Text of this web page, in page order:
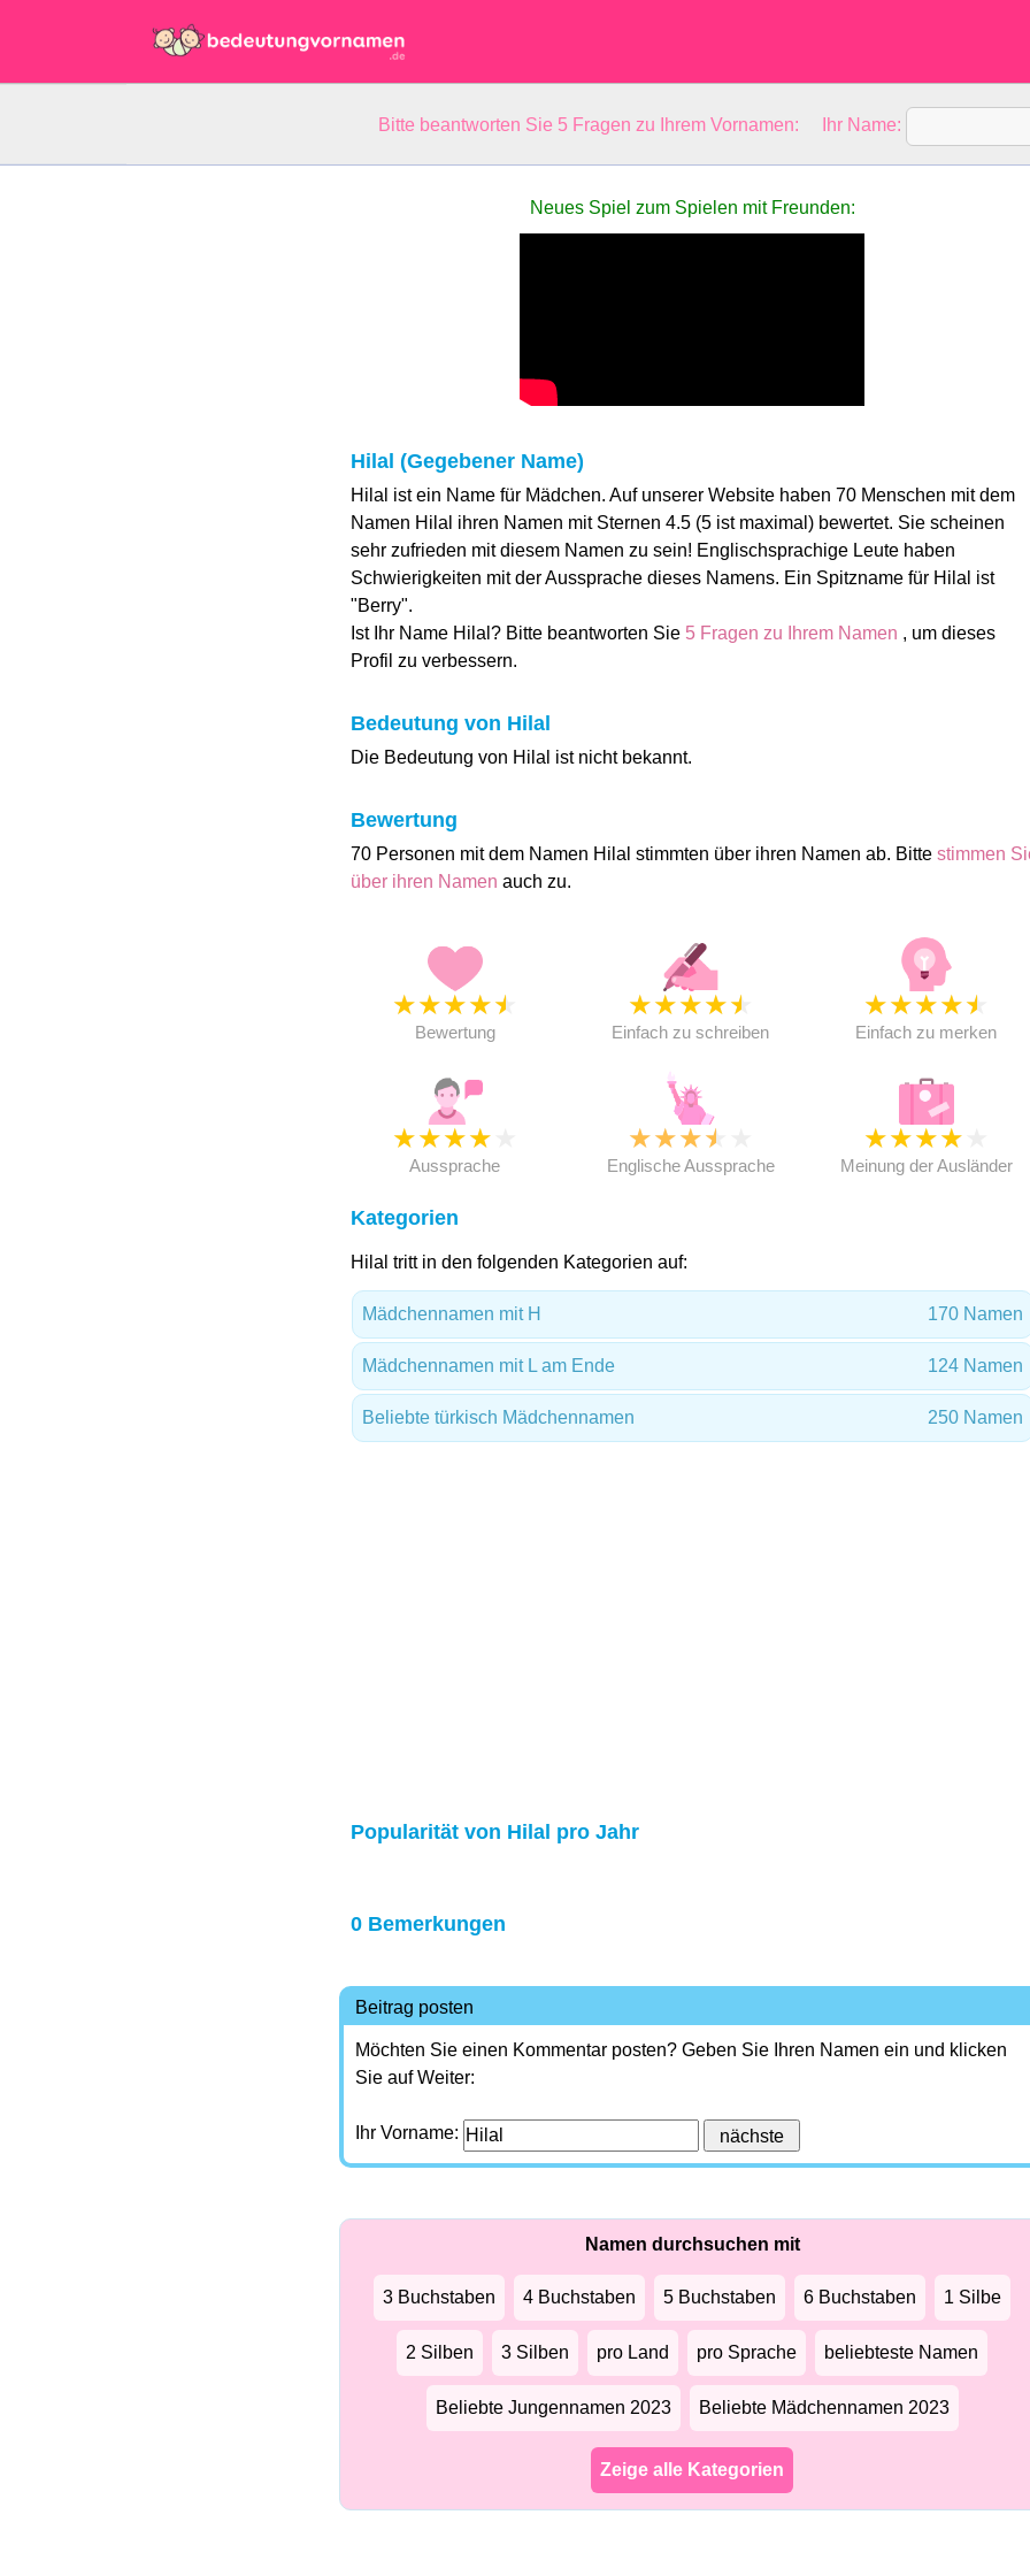
Bitte beantworten Sie 5 Fragen zu Ihrem Vornamen: Ihr Name:
Neues Spiel zum Spielen mit Freunden:
Hilal (Gegebener Name)
Hilal ist ein Name für Mädchen. Auf unserer Website haben 70 Menschen mit dem
Namen Hilal ihren Namen mit Sternen 4.5 (5 ist maximal) bewertet. Sie scheinen
sehr zufrieden mit diesem Namen zu sein! Englischsprachige Leute haben
Schwierigkeiten mit der Aussprache dieses Namens. Ein Spitzname für Hilal ist
"Berry".
Ist Ihr Name Hilal? Bitte beantworten Sie 5 Fragen zu Ihrem Namen , um dieses
Profil zu verbessern.
Bedeutung von Hilal
Die Bedeutung von Hilal ist nicht bekannt.
Bewertung
70 Personen mit dem Namen Hilal stimmten über ihren Namen ab. Bitte stimmen
über ihren Namen auch zu.
★★★★★
Bewertung
★★★★★
Einfach zu schreiben
★★★★★
Einfach zu merken
★★★★
Aussprache
★★★★
Englische Aussprache
★★★★
Meinung der Ausländer
Kategorien
Hilal tritt in den folgenden Kategorien auf:
Mädchennamen mit H 170 Namen
Mädchennamen mit L am Ende 124 Namen
Beliebte türkisch Mädchennamen 250 Namen
Popularität von Hilal pro Jahr
0 Bemerkungen
Beitrag posten
Möchten Sie einen Kommentar posten? Geben Sie Ihren Namen ein und klicken
Sie auf Weiter:
Ihr Vorname:
Namen durchsuchen mit
3 Buchstaben 4 Buchstaben 5 Buchstaben 6 Buchstaben 1 Silbe
2 Silben 3 Silben pro Land pro Sprache beliebteste Namen
Beliebte Jungennamen 2023 Beliebte Mädchennamen 2023
Zeige alle Kategorien